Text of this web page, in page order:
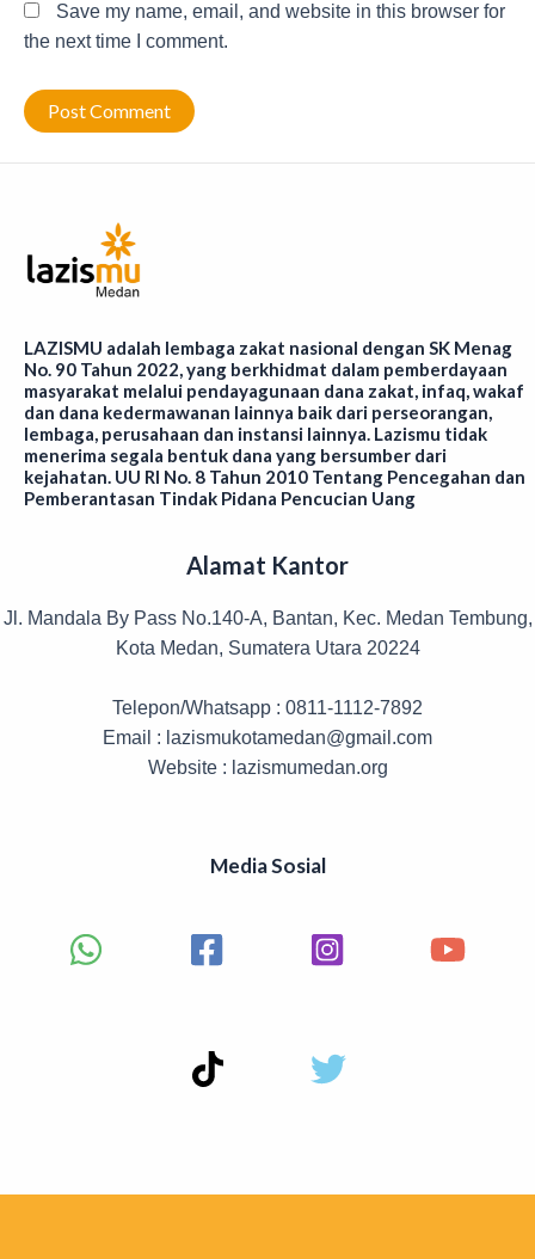
Save my name, email, and website in this browser for
the next time I comment.
LAZISMU adalah lembaga zakat nasional dengan SK Menag
No. 90 Tahun 2022, yang berkhidmat dalam pemberdayaan
masyarakat melalui pendayagunaan dana zakat, infaq, wakaf
dan dana kedermawanan lainnya baik dari perseorangan,
lembaga, perusahaan dan instansi lainnya. Lazismu tidak
menerima segala bentuk dana yang bersumber dari
kejahatan. UU RI No. 8 Tahun 2010 Tentang Pencegahan dan
Pemberantasan Tindak Pidana Pencucian Uang
Alamat Kantor
Jl. Mandala By Pass No.140-A, Bantan, Kec. Medan Tembung,
Kota Medan, Sumatera Utara 20224
Telepon/Whatsapp : 0811-1112-7892
Email : lazismukotamedan@gmail.com
Website : lazismumedan.org
Media Sosial